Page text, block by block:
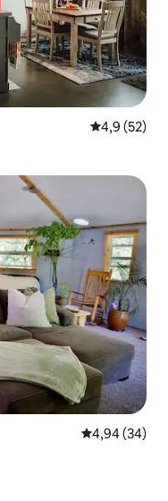
4,9 (52)
Gemiddelde
4,94 (34)